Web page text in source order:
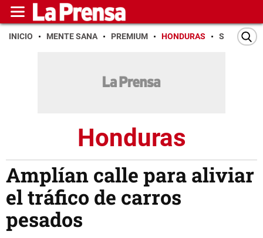
INICIO MENTE SANA PREMIUM HONDURAS SAN PEDRO
Honduras
Amplían calle para aliviar
el tráfico de carros
pesados